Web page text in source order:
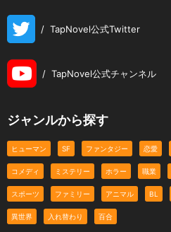
/ TapNovel公式Twitter
/ TapNovel公式チャンネル
ジャンルから探す
ヒューマン SF ファンタジー 恋愛
コメディ ミステリー ホラー 職業
スポーツ ファミリー アニマル BL
異世界 入れ替わり 百合